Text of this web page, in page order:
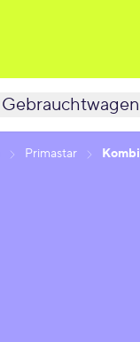
Gebrauchtwagen
Primastar Kombi